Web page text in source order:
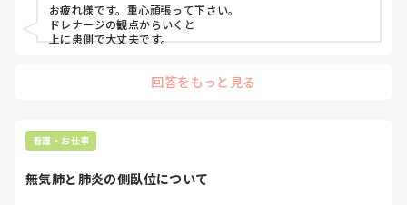
お疲れ様です。重心頑張って下さい。
ドレナージの観点からいくと
上に患側で大丈夫です。
回答をもっと見る
看護・お仕事
無気肺と肺炎の側臥位について